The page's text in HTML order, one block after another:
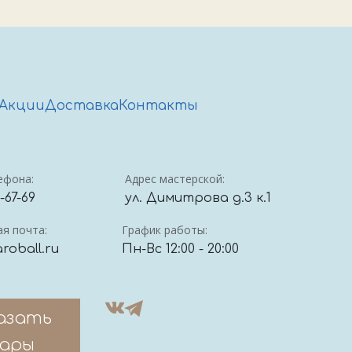
Доставка Контакты
67-69
Адрес мастерской:
ул. Димитрова д.3 к.1
почта: График работы:
Пн-Вс 12:00 - 20:00